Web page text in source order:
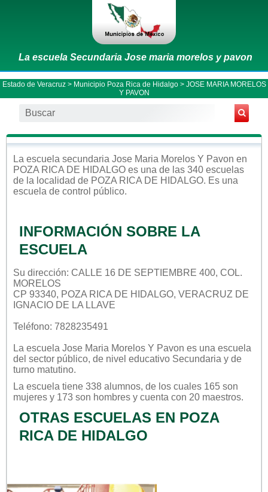
La escuela Secundaria Jose maria morelos y pavon
Estado de Veracruz> Municipio Poza Rica de Hidalgo> JOSE MARIA MORELOS
Y PAVON
La escuela secundaria Jose Maria Morelos Y Pavon en
POZA RICA DE HIDALGO es una de las 340 escuelas
de la localidad de POZA RICA DE HIDALGO. Es una
escuela de control público.
INFORMACIÓN SOBRE LA
ESCUELA
Su dirección: CALLE 16 DE SEPTIEMBRE 400, COL.
MORELOS
CP 93340, POZA RICA DE HIDALGO, VERACRUZ DE
IGNACIO DE LA LLAVE
Teléfono: 7828235491
La escuela Jose Maria Morelos Y Pavon es una escuela
del sector público, de nivel educativo Secundaria y de
turno matutino.
La escuela tiene 338 alumnos, de los cuales 165 son
mujeres y 173 son hombres y cuenta con 20 maestros.
OTRAS ESCUELAS EN POZA
RICA DE HIDALGO